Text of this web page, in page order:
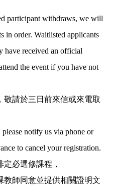
participant withdraws, we will
in order. Waitlisted applicants
have received an official
the event if you have not
敬請於三日前來信或來電取
notify us via phone or
to cancel your registration.
必選修課程，
教師同意並提供相關證明文